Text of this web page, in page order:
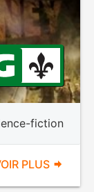
fiction
PLUS